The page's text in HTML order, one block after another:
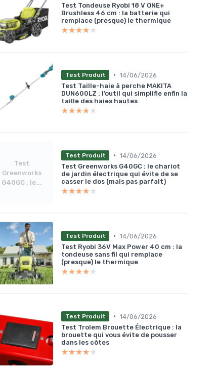
Test Tondeuse Ryobi 18 V ONE+
Brushless 46 cm : la batterie qui
remplace (presque) le thermique
★★★★★
★★★★★
Test Produit • 14/06/2026
Test Taille-haie à perche MAKITA
DUN600LZ : l’outil qui simplifie enfin la
taille des haies hautes
★★★★★
★★★★★
Test
Greenworks
G40GC : le...
Test Produit • 14/06/2026
Test Greenworks G40GC : le chariot
de jardin électrique qui évite de se
casser le dos (mais pas parfait)
★★★★★
★★★★★
Test Produit • 14/06/2026
Test Ryobi 36V Max Power 40 cm : la
tondeuse sans fil qui remplace
(presque) le thermique
★★★★★
★★★★★
Test Produit • 14/06/2026
Test Trolem Brouette Électrique : la
brouette qui vous évite de pousser
dans les côtes
★★★★★
★★★★★